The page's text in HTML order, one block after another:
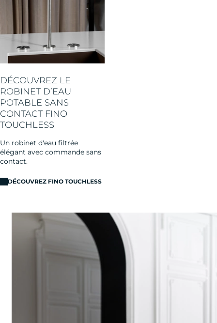
DÉCOUVREZ LE
ROBINET D’EAU
POTABLE SANS
CONTACT FINO
TOUCHLESS
Un robinet d'eau filtrée
élégant avec commande sans
contact.
DÉCOUVREZ FINO TOUCHLESS